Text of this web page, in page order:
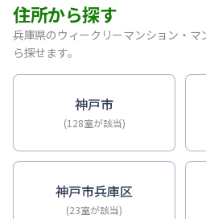
【三宮・花時計前】SステイEL
【神戸・三宮】Sステイ神戸三
【神戸・三宮】Sステイ三宮ソ
【三宮・花時計前】Sステイ三
【神戸・三宮】Sステイ三宮駅
【三宮・貿易センター】Sステ
住所から探す
兵庫県のウィークリーマンション・
ら探せます。
神戸市
(128室が該当)
神戸市兵庫区
(23室が該当)